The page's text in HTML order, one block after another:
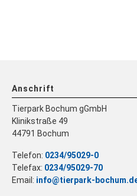
Anschrift
Tierpark Bochum gGmbH
Klinikstraße 49
44791 Bochum
Telefon: 0234/95029-0
Telefax: 0234/95029-70
Email: info@tierpark-